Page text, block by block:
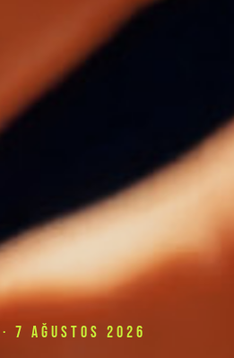
· 7 AĞUSTOS 2026